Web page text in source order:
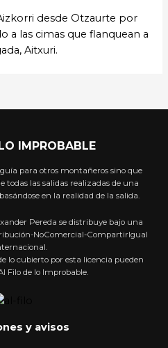
desde Otzaurte por
a las cimas que flanquean a
Aitxuri.
IMPROBABLE
para otros montañeros sino que
todas las salidas realizadas de una
en la realidad de la salida.
Pereda se distribuye bajo una
NoComercial-CompartirIgual
lo cubierto por esta licencia pueden
Filo de lo Improbable.
y avisos